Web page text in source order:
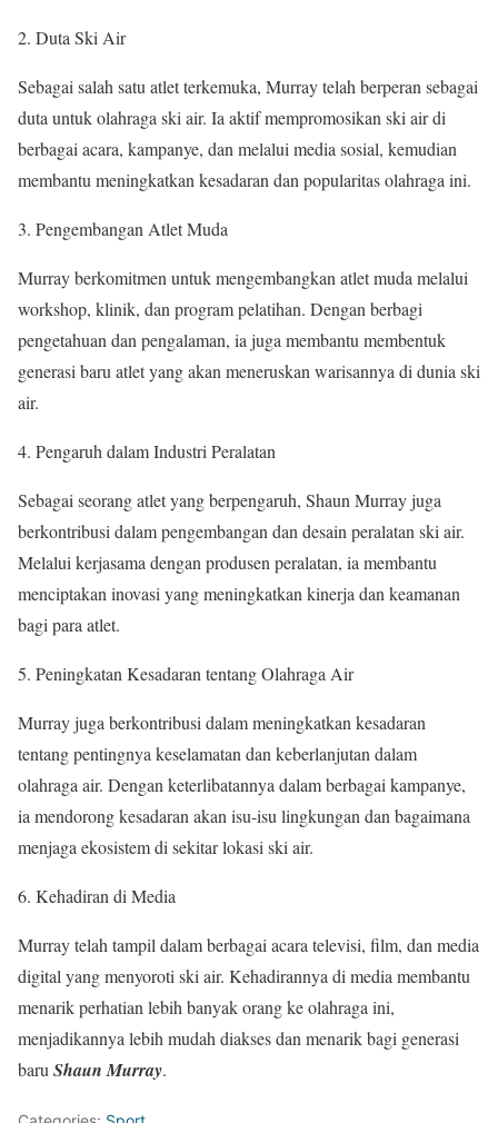
2. Duta Ski Air
Sebagai salah satu atlet terkemuka, Murray telah berperan sebagai
duta untuk olahraga ski air. Ia aktif mempromosikan ski air di
berbagai acara, kampanye, dan melalui media sosial, kemudian
membantu meningkatkan kesadaran dan popularitas olahraga ini.
3. Pengembangan Atlet Muda
Murray berkomitmen untuk mengembangkan atlet muda melalui
workshop, klinik, dan program pelatihan. Dengan berbagi
pengetahuan dan pengalaman, ia juga membantu membentuk
generasi baru atlet yang akan meneruskan warisannya di dunia ski
air.
4. Pengaruh dalam Industri Peralatan
Sebagai seorang atlet yang berpengaruh, Shaun Murray juga
berkontribusi dalam pengembangan dan desain peralatan ski air.
Melalui kerjasama dengan produsen peralatan, ia membantu
menciptakan inovasi yang meningkatkan kinerja dan keamanan
bagi para atlet.
5. Peningkatan Kesadaran tentang Olahraga Air
Murray juga berkontribusi dalam meningkatkan kesadaran
tentang pentingnya keselamatan dan keberlanjutan dalam
olahraga air. Dengan keterlibatannya dalam berbagai kampanye,
ia mendorong kesadaran akan isu-isu lingkungan dan bagaimana
menjaga ekosistem di sekitar lokasi ski air.
6. Kehadiran di Media
Murray telah tampil dalam berbagai acara televisi, film, dan media
digital yang menyoroti ski air. Kehadirannya di media membantu
menarik perhatian lebih banyak orang ke olahraga ini,
menjadikannya lebih mudah diakses dan menarik bagi generasi
baru Shaun Murray.